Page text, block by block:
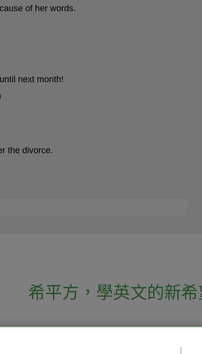
of her words.
next month!
the divorce.
希平方 ， 學英文的新希